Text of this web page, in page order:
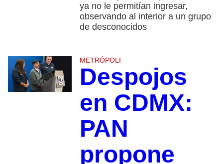
ya no le permitían ingresar,
observando al interior a un grupo
de desconocidos
METRÓPOLI
Despojos
en CDMX:
PAN
propone